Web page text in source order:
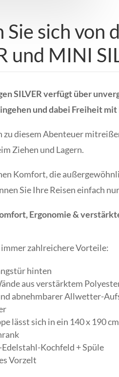
Sie sich
und MINI
SILVER verfügt über
und dabei Freiheit
zu diesem Abenteuer
Ziehen und Lagern.
Komfort, die
Sie Ihre Reisen einfach
Ergonomie &
immer zahlreichere Vorteile:
hinten
aus verstärktem
abnehmbarer Allwetter-
lässt sich in ein 140 x 190
Kochfeld + Spüle
Vorzelt